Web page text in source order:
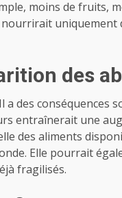
moins de fruits,
uniquement
des
a des conséquences
entraînerait une
des aliments
Elle pourrait
fragilisés.